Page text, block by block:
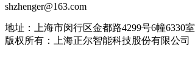
shzhenger@163.com
地址：上海市闵行区金都路4299号6幢6330室
版权所有：上海正尔智能科技股份有限公司